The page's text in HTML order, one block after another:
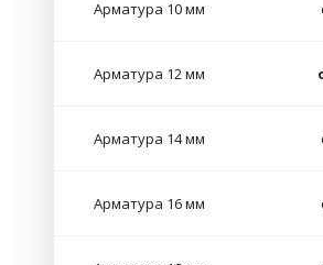
Арматура 10 мм
Арматура 12 мм
Арматура 14 мм
Арматура 16 мм